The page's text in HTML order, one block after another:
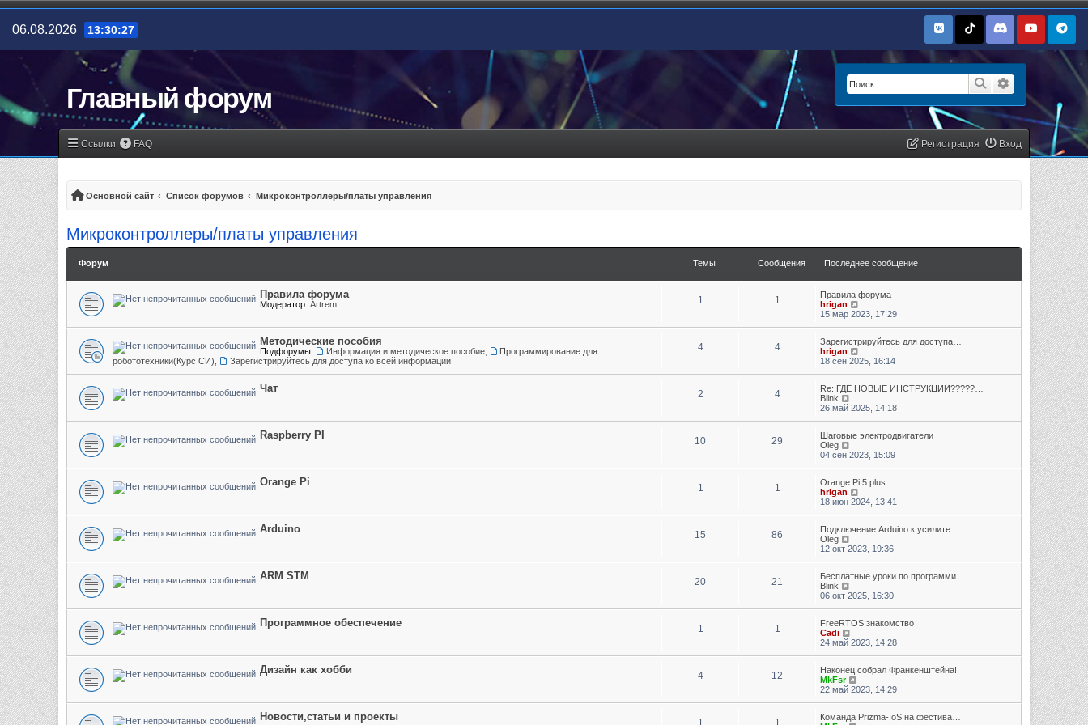
06.08.2026 13:30:27
Главный форум Поиск Расширенный
Ссылки FAQ Вход
Регистрация
Основной сайт Список форумов Микроконтроллеры/платы управления
Микроконтроллеры/платы управления
Форум Темы Сообщения Последнее сообщение
Правила форума
Модератор: Artrem 1 1
Правила форума
hrigan
15 мар 2023, 17:29
Методические пособия
Подфорумы: Информация и методическое пособие,
Программирование для
робототехники(Курс СИ)
Зарегистрируйтесь для доступа ко всей информации
4 4
Зарегистрируйтесь для доступа…
hrigan
18 сен 2025, 16:14
Чат 2 4
Re: ГДЕ НОВЫЕ ИНСТРУКЦИИ?????…
Blink
26 май 2025, 14:18
Raspberry PI 10 29
Шаговые электродвигатели
Oleg
04 сен 2023, 15:09
Orange Pi 1 1
Orange Pi 5 plus
hrigan
18 июн 2024, 13:41
Arduino 15 86
Подключение Arduino к усилите…
Oleg
12 окт 2023, 19:36
ARM STM 20 21
Бесплатные уроки по программи…
Blink
06 окт 2025, 16:30
Программное обеспечение 1 1
FreeRTOS знакомство
Cadi
24 май 2023, 14:28
Дизайн как хобби 4 12
Наконец собрал Франкенштейна!
MkFsr
22 май 2023, 14:29
Новости,статьи и проекты 1 1
Команда Prizma-IoS на фестива…